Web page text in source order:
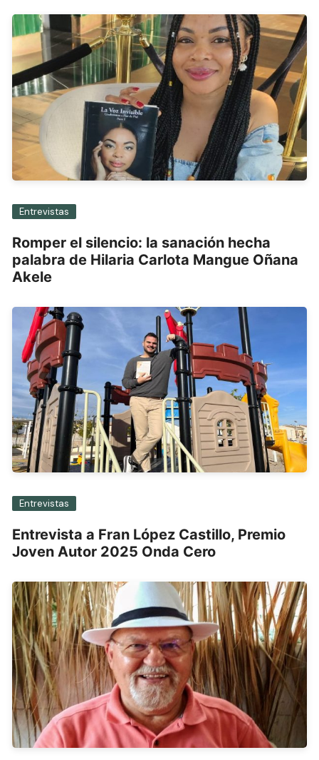
Entrevistas
Romper el silencio: la sanación hecha
palabra de Hilaria Carlota Mangue Oñana
Akele
Entrevistas
Entrevista a Fran López Castillo, Premio
Joven Autor 2025 Onda Cero